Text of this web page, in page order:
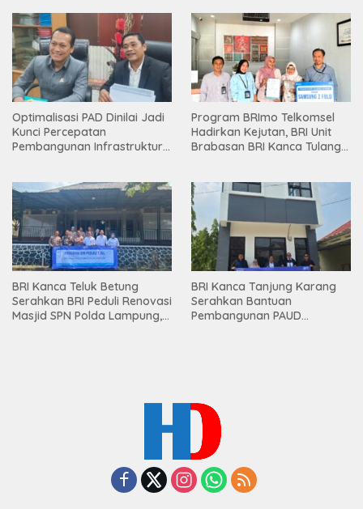
Optimalisasi PAD Dinilai Jadi
Kunci Percepatan
Pembangunan Infrastruktur
Program BRImo Telkomsel
Hadirkan Kejutan, BRI Unit
Brabasan BRI Kanca Tulang
Mesuji
BRI Kanca Teluk Betung
Serahkan BRI Peduli Renovasi
Masjid SPN Polda Lampung,
BRI Kanca Tanjung Karang
Serahkan Bantuan
Pembangunan PAUD